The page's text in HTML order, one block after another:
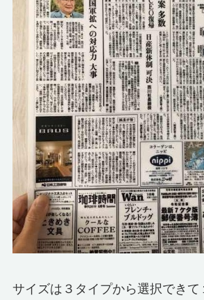
サイズは３タイプから選択できて